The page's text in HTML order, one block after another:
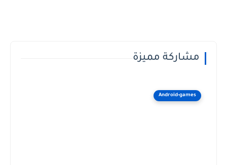
مشاركة مميزة
Android-games